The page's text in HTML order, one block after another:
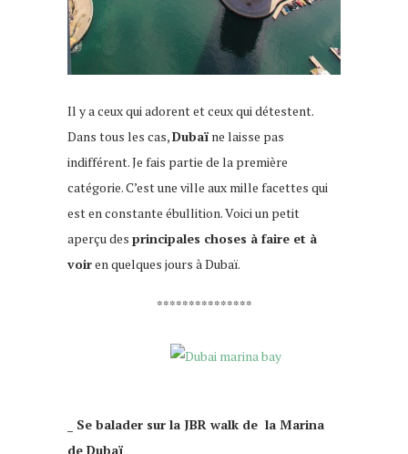
Il y a ceux qui adorent et ceux qui détestent.
Dans tous les cas,Dubaï ne laisse pas
indifférent. Je fais partie de la première
catégorie. C’est une ville aux mille facettes qui
est en constante ébullition. Voici un petit
aperçu des principales choses à faire et à
voiren quelques jours à Dubaï.
***************
_ Se balader sur la JBR walk de la Marina
de Dubaï